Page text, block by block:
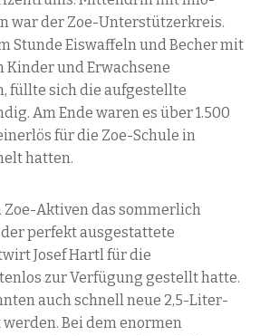
war der Zoe-Unterstützerkreis.
Stunde Eiswaffeln und Becher mit
Kinder und Erwachsene
füllte sich die aufgestellte
Am Ende waren es über 1.500
für die Zoe-Schule in
hatten.
Zoe-Aktiven das sommerlich
perfekt ausgestattete
Josef Hartl für die
zur Verfügung gestellt hatte.
auch schnell neue 2,5-Liter-
werden. Bei dem enormen